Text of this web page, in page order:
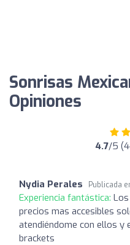
Sonrisas
Opiniones
4.7/5
Nydia Perales Publicada
Experiencia fantástica:
precios mas accesibles
atendiéndome con ellos y
brackets